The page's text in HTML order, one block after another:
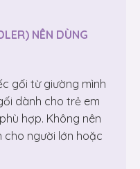
NÊN DÙNG
gối từ giường mình
dành cho trẻ em
hợp. Không nên
cho người lớn hoặc